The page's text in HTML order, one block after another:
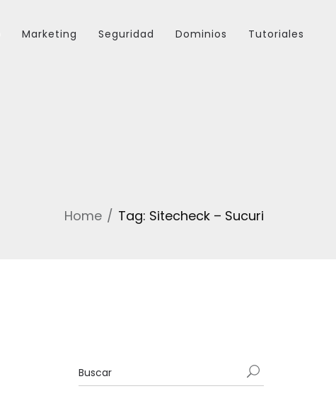
Marketing Seguridad Dominios Tutoriales
Home Tag: Sitecheck – Sucuri